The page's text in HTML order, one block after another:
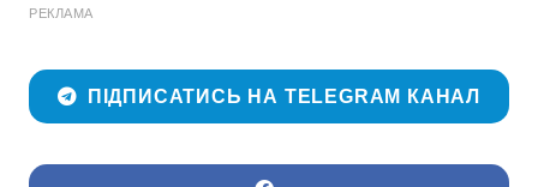
РЕКЛАМА
ПІДПИСАТИСЬ НА TELEGRAM КАНАЛ